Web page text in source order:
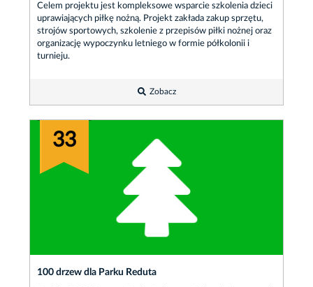
Celem projektu jest kompleksowe wsparcie szkolenia dzieci
uprawiających piłkę nożną. Projekt zakłada zakup sprzętu,
strojów sportowych, szkolenie z przepisów piłki nożnej oraz
organizację wypoczynku letniego w formie półkolonii i
turnieju.
Zobacz
33
100 drzew dla Parku Reduta